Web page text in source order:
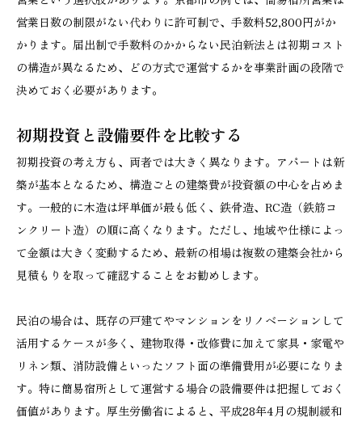
営業日数の制限がない代わりに許可制で、手数料52,800円がか
かります。届出制で手数料のかからない民泊新法とは初期コスト
の構造が異なるため、どの方式で運営するかを事業計画の段階で
決めておく必要があります。
初期投資と設備要件を比較する
初期投資の考え方も、両者では大きく異なります。アパートは新
築が基本となるため、構造ごとの建築費が投資額の中心を占めま
す。一般的に木造は坪単価が最も低く、鉄骨造、RC造（鉄筋コ
ンクリート造）の順に高くなります。ただし、地域や仕様によっ
て金額は大きく変動するため、最新の相場は複数の建築会社から
見積もりを取って確認することをお勧めします。
民泊の場合は、既存の戸建てやマンションをリノベーションして
活用するケースが多く、建物取得・改修費に加えて家具・家電や
リネン類、消防設備といったソフト面の準備費用が必要になりま
す。特に簡易宿所として運営する場合の設備要件は把握しておく
価値があります。厚生労働省によると、平成28年4月の規制緩和